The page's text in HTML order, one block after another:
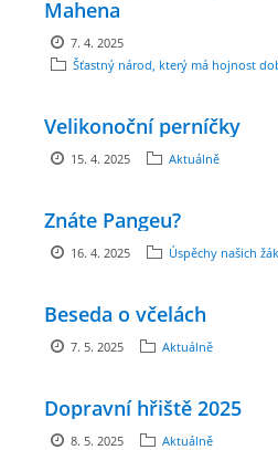
PSČ 664 84
Škola: 546 453 183, mobil 739 666 402,
© 2026
Mahena
7. 4. 2025
Šťastný národ, který má hojnost
Velikonoční perníčky
15. 4. 2025 Aktuálně
Znáte Pangeu?
16. 4. 2025 Úspěchy našich
Beseda o včelách
7. 5. 2025 Aktuálně
Dopravní hřiště 2025
8. 5. 2025 Aktuálně